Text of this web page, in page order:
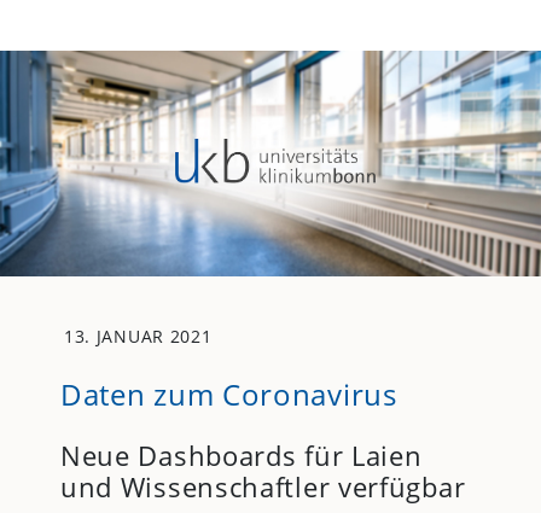
13. JANUAR 2021
Daten zum Coronavirus
Neue Dashboards für Laien
und Wissenschaftler verfügbar